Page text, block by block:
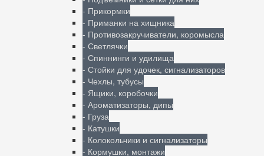
- Прикормки
- Приманки на хищника
- Противозакручиватели, коромысла
- Светлячки
- Спиннинги и удилища
- Стойки для удочек, сигнализаторов
- Чехлы, тубусы
- Ящики, коробочки
- Ароматизаторы, дипы
- Груза
- Катушки
- Колокольчики и сигнализаторы
- Кормушки, монтажи